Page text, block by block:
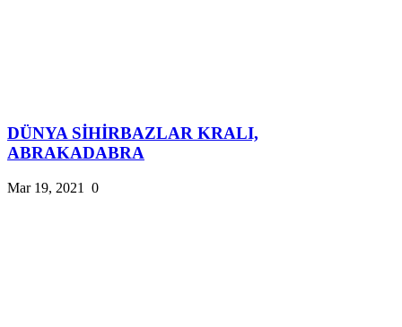
DÜNYA SİHİRBAZLAR KRALI,
ABRAKADABRA
Mar 19, 2021 0